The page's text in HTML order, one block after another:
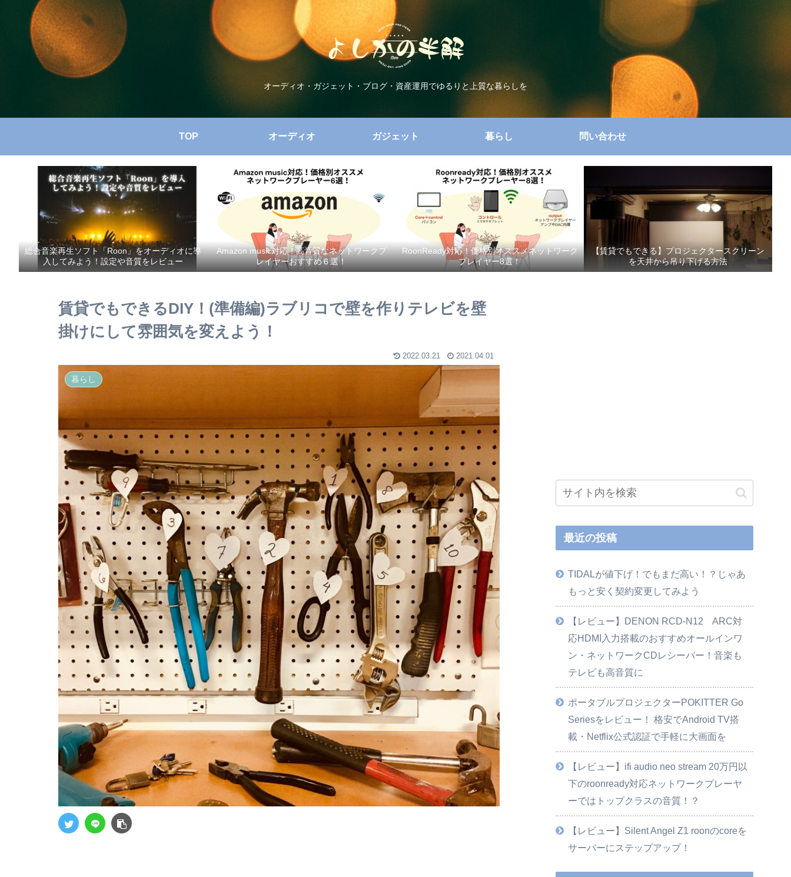
オーディオ・ガジェット・ブログ・資産運用でゆるりと上質な暮らしを
TOP オーディオ ガジェット 暮らし 問い合わせ
総合音楽再生ソフト「Roon」をオーディオに導
入してみよう！設定や音質をレビュー
Amazon music対応！高音質なネットワークプ
レイヤーおすすめ６選！
RoonReady対応！価格別オススメネットワーク
プレイヤー8選！
【賃貸でもできる】プロジェクタースクリーン
を天井から吊り下げる方法
賃貸でもできるDIY！(準備編)ラブリコで壁を作りテレビを壁
掛けにして雰囲気を変えよう！
2022.03.21 2021.04.01
暮らし
最近の投稿
TIDALが値下げ！でもまだ高い！？じゃあ
もっと安く契約変更してみよう
【レビュー】DENON RCD-N12 ARC対
応HDMI入力搭載のおすすめオールインワ
ン・ネットワークCDレシーバー！音楽も
テレビも高音質に
ポータブルプロジェクターPOKITTER Go
Seriesをレビュー！ 格安でAndroid TV搭
載・Netflix公式認証で手軽に大画面を
【レビュー】ifi audio neo stream 20万円以
下のroonready対応ネットワークプレーヤ
ーではトップクラスの音質！？
【レビュー】Silent Angel Z1 roonのcoreを
サーバーにステップアップ！